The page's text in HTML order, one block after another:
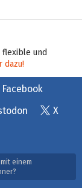
und
dazu!
Facebook
X
einem